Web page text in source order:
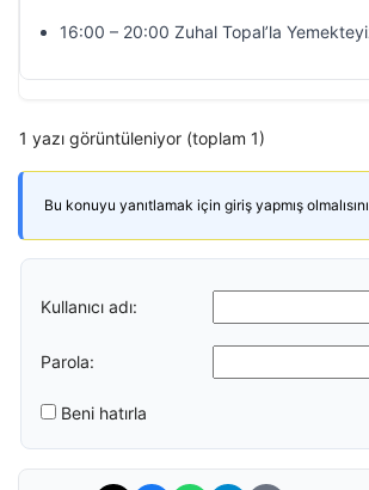
16:00 – 20:00 Zuhal Topal’la
1 yazı görüntüleniyor (toplam 1)
Bu konuyu yanıtlamak için giriş yapmış
Kullanıcı adı:
Parola:
Beni hatırla